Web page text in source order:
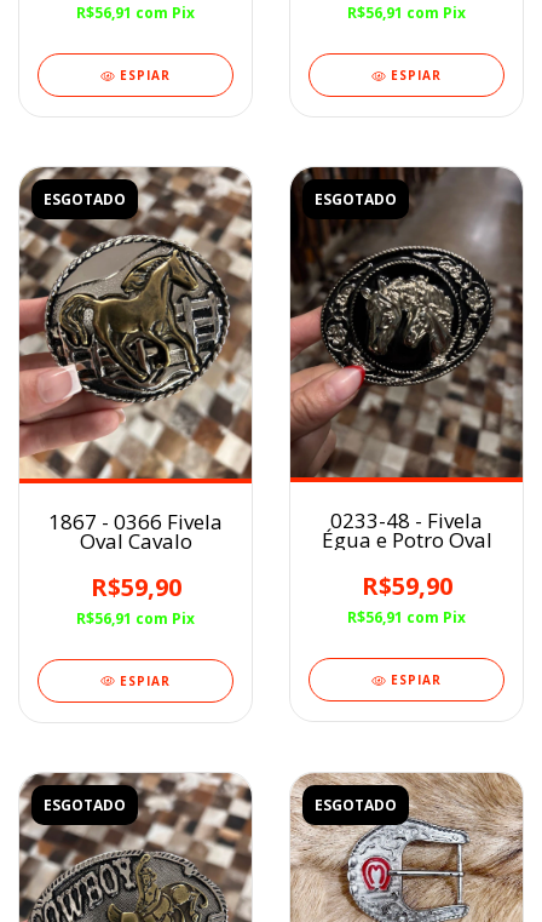
R$56,91 com Pix
ESPIAR
R$56,91 com Pix
ESPIAR
ESGOTADO
1867 - 0366 Fivela
Oval Cavalo
R$59,90
R$56,91 com Pix
ESPIAR
ESGOTADO
0233-48 - Fivela
Égua e Potro Oval
R$59,90
R$56,91 com Pix
ESPIAR
ESGOTADO ESGOTADO